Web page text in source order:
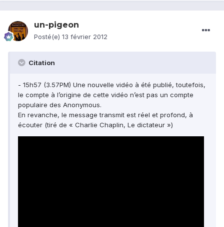
un-pigeon
Posté(e) 13 février 2012
Citation
- 15h57 (3.57PM) Une nouvelle vidéo à été publié, toutefois,
le compte à l’origine de cette vidéo n’est pas un compte
populaire des Anonymous.
En revanche, le message transmit est réel et profond, à
écouter (tiré de « Charlie Chaplin, Le dictateur »)